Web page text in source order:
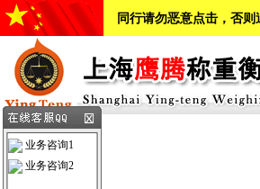
同行请勿恶意点击，否
业务咨询1
业务咨询2